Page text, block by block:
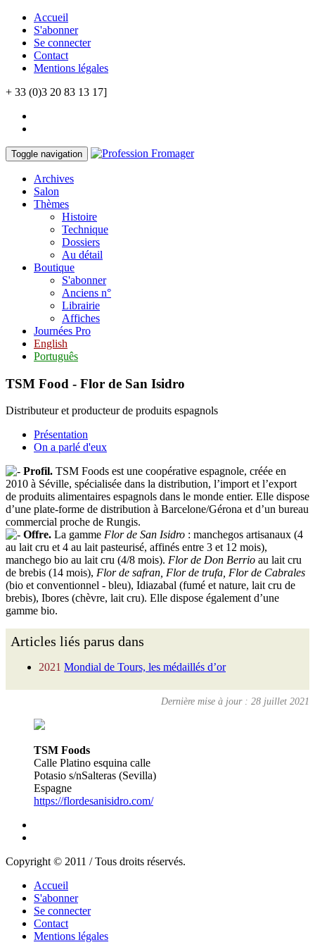
Accueil
S'abonner
Se connecter
Contact
Mentions légales
+ 33 (0)3 20 83 13 17]
Toggle navigation
Archives
Salon
Thèmes
Histoire
Technique
Dossiers
Au détail
Boutique
S'abonner
Anciens n°
Librairie
Affiches
Journées Pro
English
Português
TSM Food - Flor de San Isidro
Distributeur et producteur de produits espagnols
Présentation
On a parlé d'eux
Profil. TSM Foods est une coopérative espagnole, créée en
2010 à Séville, spécialisée dans la distribution, l’import et l’export
de produits alimentaires espagnols dans le monde entier. Elle dispose
d’une plate-forme de distribution à Barcelone/Gérona et d’un bureau
commercial proche de Rungis.
Offre. La gamme Flor de San Isidro : manchegos artisanaux (4
au lait cru et 4 au lait pasteurisé, affinés entre 3 et 12 mois),
manchego bio au lait cru (4/8 mois). Flor de Don Berrio au lait cru
de brebis (14 mois), Flor de safran, Flor de trufa, Flor de Cabrales
(bio et conventionnel - bleu), Idiazabal (fumé et nature, lait cru de
brebis), Ibores (chèvre, lait cru). Elle dispose également d’une
gamme bio.
Articles liés parus dans
2021 Mondial de Tours, les médaillés d’or
Dernière mise à jour : 28 juillet 2021
TSM Foods
Calle Platino esquina calle
Potasio s/nSalteras (Sevilla)
Espagne
https://flordesanisidro.com/
Copyright © 2011 / Tous droits réservés.
Accueil
S'abonner
Se connecter
Contact
Mentions légales